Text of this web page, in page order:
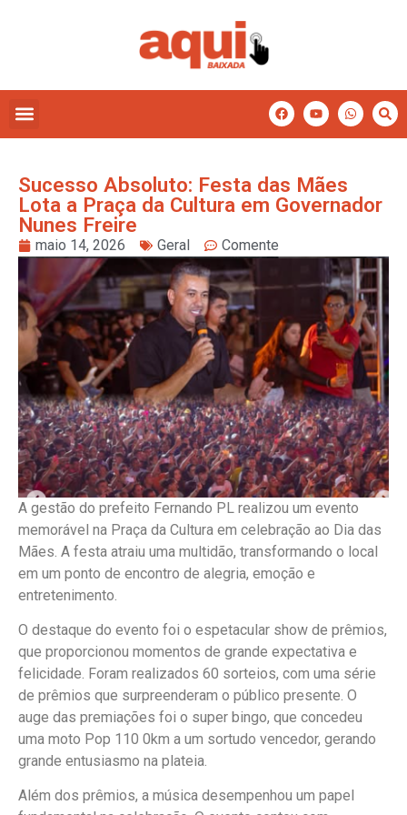
Sucesso Absoluto: Festa das Mães
Lota a Praça da Cultura em Governador
Nunes Freire
maio 14, 2026 Geral Comente
A gestão do prefeito Fernando PL realizou um evento
memorável na Praça da Cultura em celebração ao Dia das
Mães. A festa atraiu uma multidão, transformando o local
em um ponto de encontro de alegria, emoção e
entretenimento.
O destaque do evento foi o espetacular show de prêmios,
que proporcionou momentos de grande expectativa e
felicidade. Foram realizados 60 sorteios, com uma série
de prêmios que surpreenderam o público presente. O
auge das premiações foi o super bingo, que concedeu
uma moto Pop 110 0km a um sortudo vencedor, gerando
grande entusiasmo na plateia.
Além dos prêmios, a música desempenhou um papel